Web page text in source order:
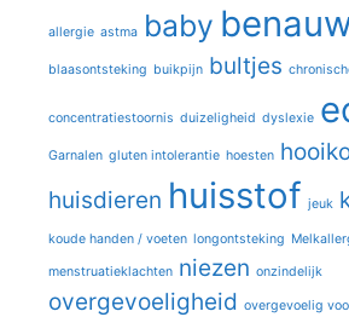
allergie astma baby
blaasontsteking buikpijn bultjes
concentratiestoornis duizeligheid dyslexie
Garnalen gluten intolerantie hoesten
huisdieren huisstof jeuk
koude handen / voeten longontsteking
menstruatieklachten niezen onzindelijk
overgevoeligheid overgevoelig